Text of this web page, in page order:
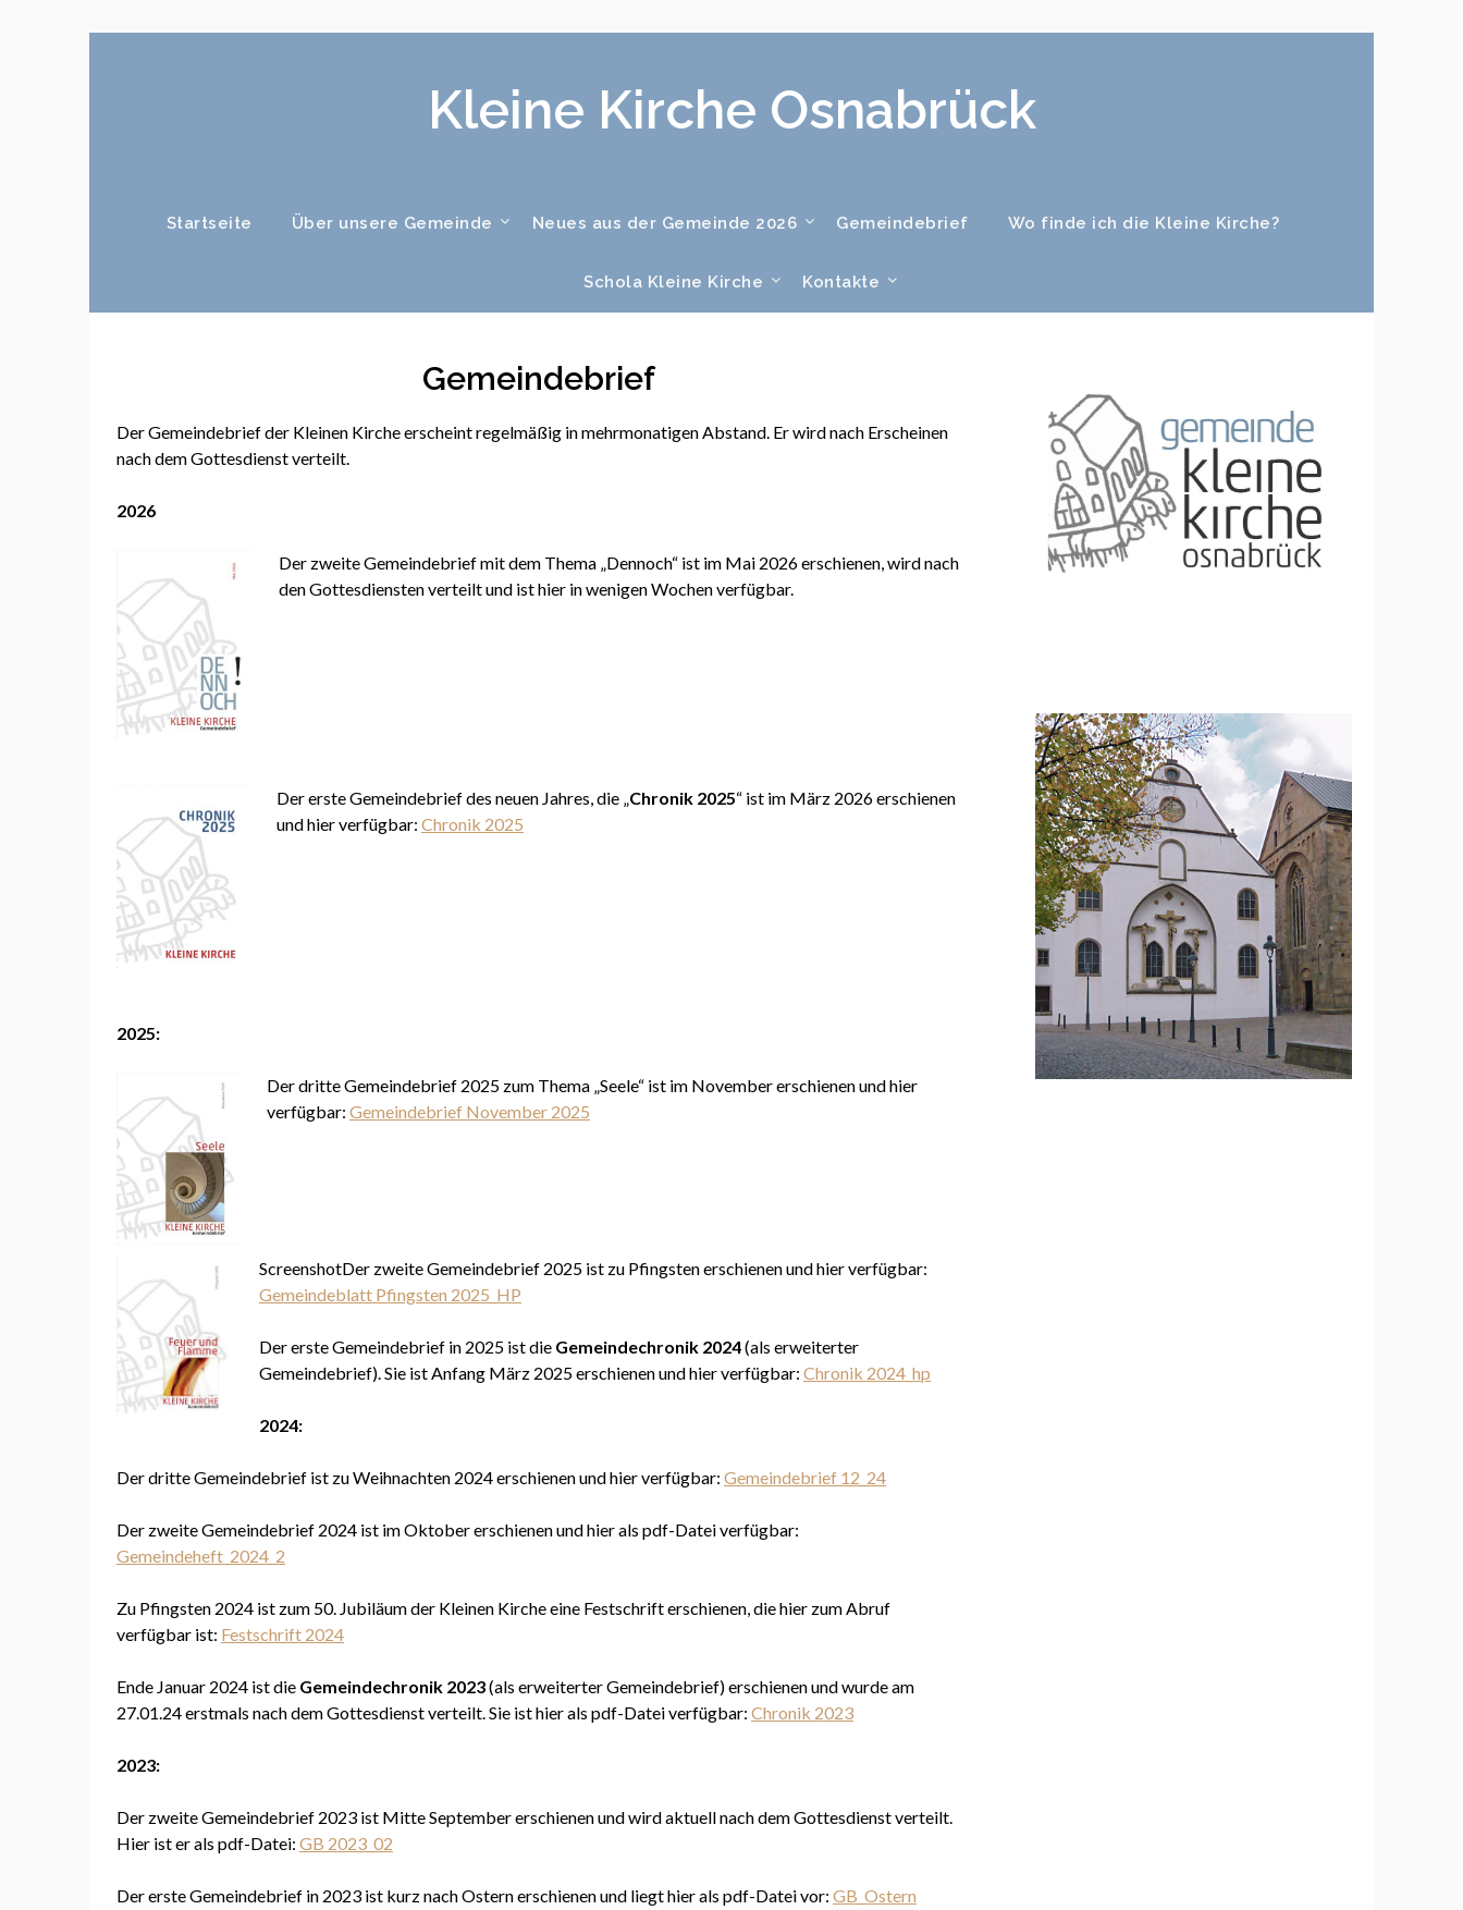
Kleine Kirche Osnabrück
Startseite Über unsere Gemeinde Neues aus der Gemeinde 2026 Gemeindebrief Wo finde ich die Kleine Kirche?
Schola Kleine Kirche Kontakte
Gemeindebrief
Der Gemeindebrief der Kleinen Kirche erscheint regelmäßig in mehrmonatigen Abstand. Er wird nach Erscheinen
nach dem Gottesdienst verteilt.
2026
Der zweite Gemeindebrief mit dem Thema „Dennoch“ ist im Mai 2026 erschienen, wird nach
den Gottesdiensten verteilt und ist hier in wenigen Wochen verfügbar.
Der erste Gemeindebrief des neuen Jahres, die „Chronik 2025“ ist im März 2026 erschienen
und hier verfügbar: Chronik 2025
2025:
Der dritte Gemeindebrief 2025 zum Thema „Seele“ ist im November erschienen und hier
verfügbar: Gemeindebrief November 2025
ScreenshotDer zweite Gemeindebrief 2025 ist zu Pfingsten erschienen und hier verfügbar:
Gemeindeblatt Pfingsten 2025_HP
Der erste Gemeindebrief in 2025 ist die Gemeindechronik 2024(als erweiterter
Gemeindebrief). Sie ist Anfang März 2025 erschienen und hier verfügbar: Chronik 2024_hp
2024:
Der dritte Gemeindebrief ist zu Weihnachten 2024 erschienen und hier verfügbar: Gemeindebrief 12_24
Der zweite Gemeindebrief 2024 ist im Oktober erschienen und hier als pdf-Datei verfügbar:
Gemeindeheft_2024_2
Zu Pfingsten 2024 ist zum 50. Jubiläum der Kleinen Kirche eine Festschrift erschienen, die hier zum Abruf
verfügbar ist: Festschrift 2024
Ende Januar 2024 ist die Gemeindechronik 2023(als erweiterter Gemeindebrief) erschienen und wurde am
27.01.24 erstmals nach dem Gottesdienst verteilt. Sie ist hier als pdf-Datei verfügbar: Chronik 2023
2023:
Der zweite Gemeindebrief 2023 ist Mitte September erschienen und wird aktuell nach dem Gottesdienst verteilt.
Hier ist er als pdf-Datei: GB 2023_02
Der erste Gemeindebrief in 2023 ist kurz nach Ostern erschienen und liegt hier als pdf-Datei vor: GB_Ostern